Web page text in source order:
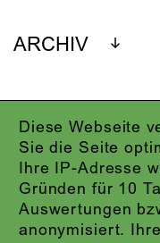
Diese Webseite
Sie die Seite
Ihre IP-Adresse
Gründen für 10
Auswertungen
anonymisiert.
ARCHIV
IMPRESSUM
DATENSCHUTZ
AGB
KONTAKT
ABO-LOGIN